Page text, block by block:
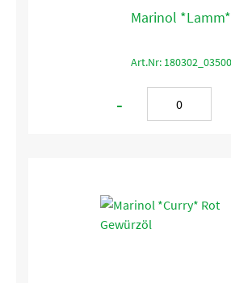
Marinol *Lamm*
Art.Nr: 180302_03500
-